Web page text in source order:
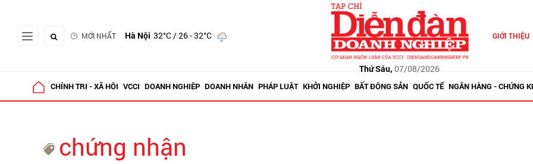
MỚI NHẤT Hà Nội 32°C/ 26 - 32°C
Thứ Sáu, 07/08/2026
GIỚI THIỆU
CHÍNH TRỊ - XÃ HỘI VCCI DOANH NGHIỆP DOANH NHÂN PHÁP LUẬT KHỞI NGHIỆP BẤT ĐỘNG SẢN QUỐC TẾ NGÂN HÀNG - CHỨNG
chứng nhận